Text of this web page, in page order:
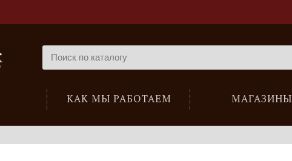
КАК МЫ РАБОТАЕМ МАГАЗИНЫ